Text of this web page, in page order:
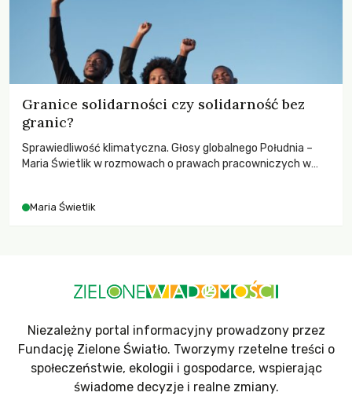
Granice solidarności czy solidarność bez
granic?
Sprawiedliwość klimatyczna. Głosy globalnego Południa –
Maria Świetlik w rozmowach o prawach pracowniczych w
Maria Świetlik
Niezależny portal informacyjny prowadzony przez
Fundację Zielone Światło. Tworzymy rzetelne treści o
społeczeństwie, ekologii i gospodarce, wspierając
świadome decyzje i realne zmiany.